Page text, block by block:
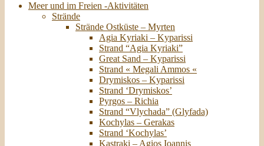
Meer und im Freien -Aktivitäten
Strände
Strände Ostküste – Myrten
Agia Kyriaki – Kyparissi
Strand “Agia Kyriaki”
Great Sand – Kyparissi
Strand « Megali Ammos «
Drymiskos – Kyparissi
Strand ‘Drymiskos’
Pyrgos – Richia
Strand “Vlychada” (Glyfada)
Kochylas – Gerakas
Strand ‘Kochylas’
Kastraki – Agios Ioannis